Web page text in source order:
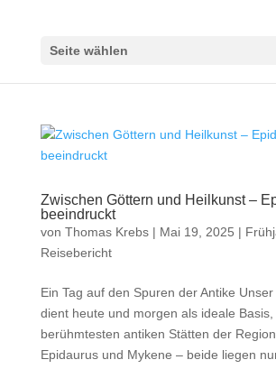
Seite wählen
Zwischen Göttern und Heilkunst –
beeindruckt
von Thomas Krebs| Mai 19, 2025 |
Reisebericht
Ein Tag auf den Spuren der Antike
dient heute und morgen als ideale
berühmtesten antiken Stätten der
Epidaurus und Mykene – beide liegen